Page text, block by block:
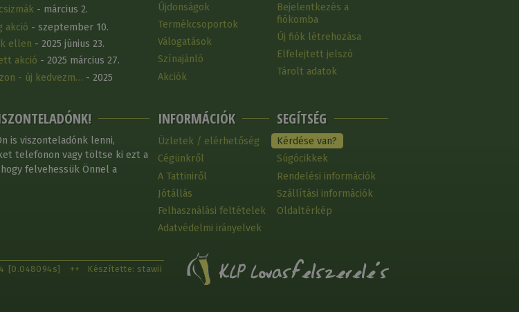
- március 2.
akció - szeptember 10.
ellen - 2025 június 23.
akció - 2025 március 27.
- új kedvezm… - 2025
is viszonteladónk lenni,
telefonon vagy töltse ki ezt a
hogy felvehessük Önnel a
Újdonságok
Termékcsoportok
Válogatások
Színajánló
Akciók
INFORMÁCIÓK
Üzletek / elérhetőség
Cégünkről
A Tattiniről
Jótállás
Felhasználási feltételek
Adatvédelmi irányelvek
Bejelentkezés a
fiókomba
Új fiók létrehozása
Elfelejtett jelszó
Tárolt adatok
SEGÍTSÉG
Kérdése van?
Súgócikkek
Rendelési információk
Szállítási információk
Oldaltérkép
[0.048094s] ++ Készítette: stawii